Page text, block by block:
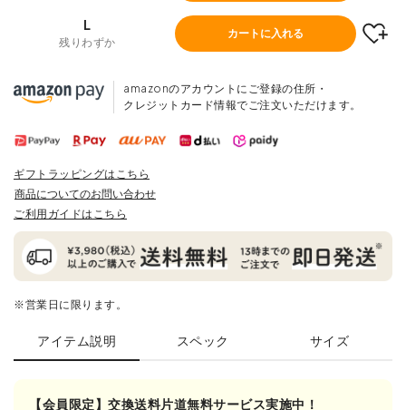
L
残りわずか
カートに入れる
amazonのアカウントにご登録の住所・
クレジットカード情報でご注文いただけます。
ギフトラッピングはこちら
商品についてのお問い合わせ
ご利用ガイドはこちら
※営業日に限ります。
アイテム説明 スペック サイズ
【会員限定】交換送料片道無料サービス実施中！